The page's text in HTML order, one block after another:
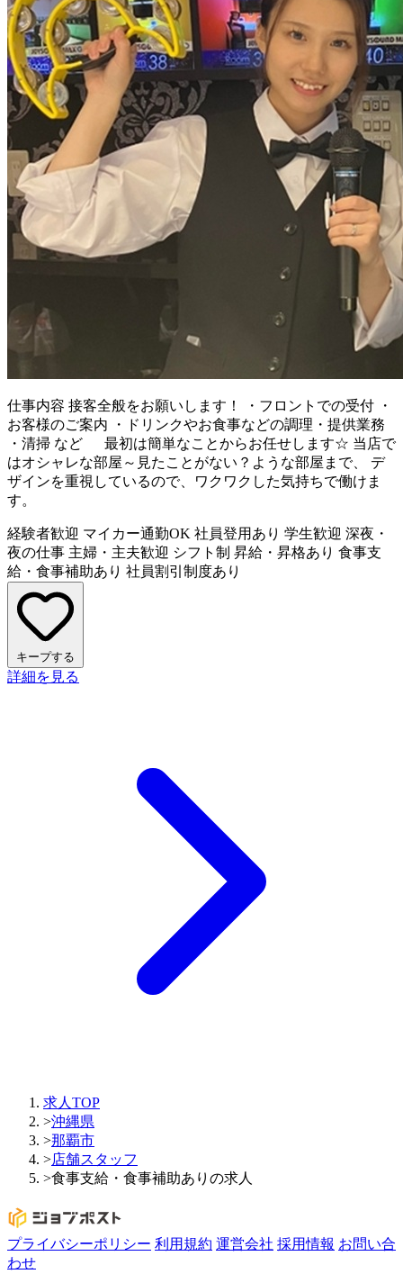
仕事内容 接客全般をお願いします！ ・フロントでの受付 ・
お客様のご案内 ・ドリンクやお食事などの調理・提供業務
・清掃 など 最初は簡単なことからお任せします☆ 当店で
はオシャレな部屋～見たことがない？ような部屋まで、 デ
ザインを重視しているので、ワクワクした気持ちで働けま
す。
経験者歓迎 マイカー通勤OK 社員登用あり 学生歓迎 深夜・
夜の仕事 主婦・主夫歓迎 シフト制 昇給・昇格あり 食事支
給・食事補助あり 社員割引制度あり
キープする
詳細を見る
求人TOP
>沖縄県
>那覇市
>店舗スタッフ
>食事支給・食事補助ありの求人
プライバシーポリシー 利用規約 運営会社 採用情報 お問い合
わせ